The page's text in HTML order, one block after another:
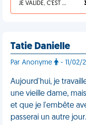
JE VALIDE, C'EST UNE VDM
Tatie Danielle
Par Anonyme - 11/02/
Aujourd'hui, je
une vieille dame,
et que je l'embête
passerai un autre